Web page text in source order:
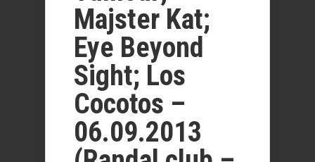
Majster Kat;
Eye Beyond
Sight; Los
Cocotos –
06.09.2013